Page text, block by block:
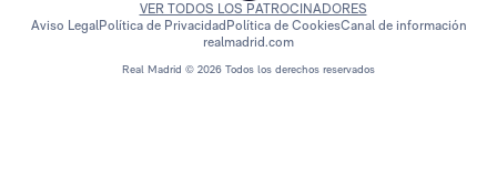
Real Madrid © 2026 Todos los derechos reservados
VER TODOS LOS PATROCINADORES
Aviso LegalPolítica de Privacidad Política de CookiesCanal de información
realmadrid.com